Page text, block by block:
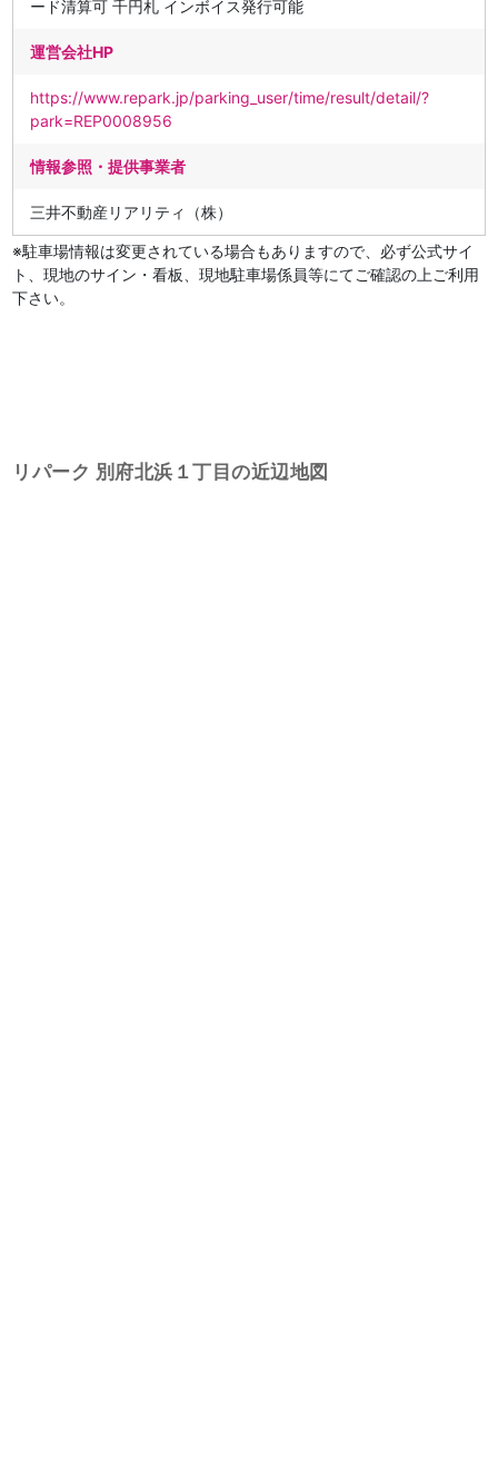
ード清算可 千円札 インボイス発行可能
運営会社HP
https://www.repark.jp/parking_user/time/result/detail/?
park=REP0008956
情報参照・提供事業者
三井不動産リアリティ（株）
※駐車場情報は変更されている場合もありますので、必ず公式サイ
ト、現地のサイン・看板、現地駐車場係員等にてご確認の上ご利用
下さい。
リパーク 別府北浜１丁目の近辺地図